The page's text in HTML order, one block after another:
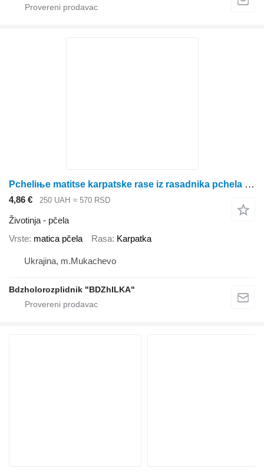
Pcheliњe matitse karpatske rase iz rasadnika pchela 2022
4,86 € 250 UAH ≈ 570 RSD
Životinja - pčela
Vrste matica pčela Rasa Karpatka
Ukrajina, m.Mukachevo
Bdzholorozplidnik "BDZhILKA"